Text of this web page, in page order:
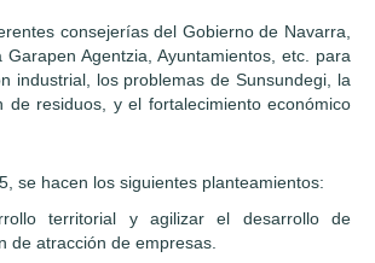
consejerías del Gobierno de Navarra,
Garapen Agentzia, Ayuntamientos, etc. para
industrial, los problemas de Sunsundegi, la
de residuos, y el fortalecimiento económico
se hacen los siguientes planteamientos:
territorial y agilizar el desarrollo de
de atracción de empresas.